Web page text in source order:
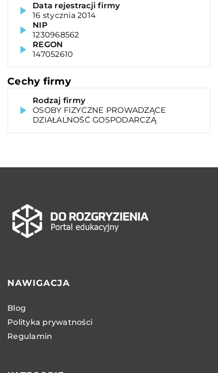
Data rejestracji firmy
16 stycznia 2014
NIP
1230968562
REGON
147052610
Cechy firmy
Rodzaj firmy
OSOBY FIZYCZNE PROWADZĄCE
DZIAŁALNOŚĆ GOSPODARCZĄ
NAWIGACJA
Blog
Polityka prywatności
Regulamin